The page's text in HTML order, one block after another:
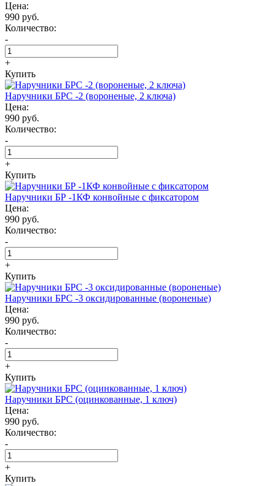
Цена:
990 руб.
Количество:
-
+
Купить
Наручники БРС -2 (вороненые, 2 ключа)
Цена:
990 руб.
Количество:
-
+
Купить
Наручники БР -1КФ конвойные с фиксатором
Цена:
990 руб.
Количество:
-
+
Купить
Наручники БРС -3 оксидированные (вороненые)
Цена:
990 руб.
Количество:
-
+
Купить
Наручники БРС (оцинкованные, 1 ключ)
Цена:
990 руб.
Количество:
-
+
Купить